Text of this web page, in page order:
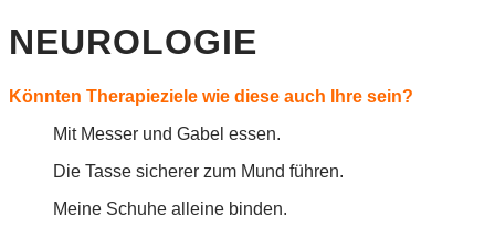
NEUROLOGIE
Könnten Therapieziele wie diese auch Ihre sein?
Mit Messer und Gabel essen.
Die Tasse sicherer zum Mund führen.
Meine Schuhe alleine binden.